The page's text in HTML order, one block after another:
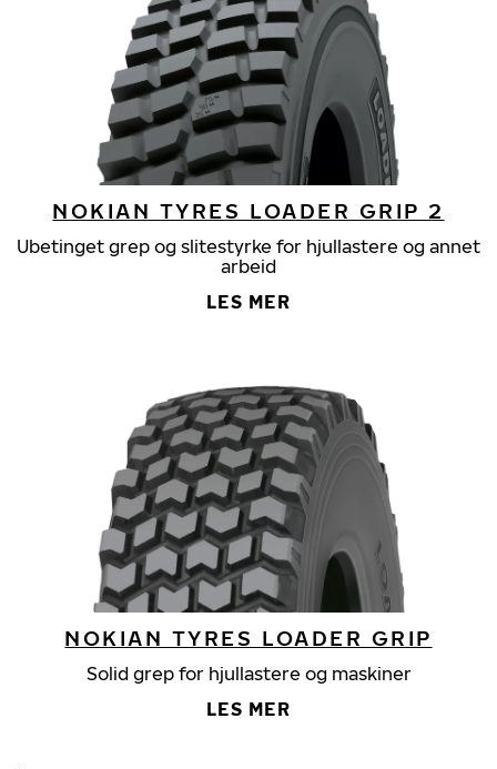
NOKIAN TYRES LOADER GRIP 2
Ubetinget grep og slitestyrke for hjullastere og annet
arbeid
LES MER
NOKIAN TYRES LOADER GRIP
Solid grep for hjullastere og maskiner
LES MER